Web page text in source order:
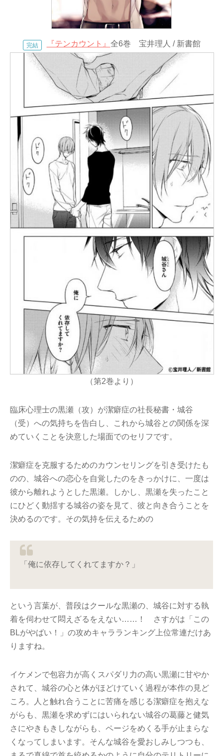
完結 『テンカウント』 全6巻 宝井理人 / 新書館
（第2巻より）
臨床心理士の黒瀬（攻）が潔癖症の社長秘書・城谷
（受）への気持ちを告白し、これから城谷との関係を深
めていくことを決意した場面でのセリフです。
潔癖症を克服するためのカウンセリングを引き受けたも
のの、城谷への恋心を自覚したのをきっかけに、一度は
彼から離れようとした黒瀬。しかし、黒瀬を失ったこと
にひどく動揺する城谷の姿を見て、彼と向き合うことを
決めるのです。その気持を伝えるための
「俺に依存してくれてますか？」
という言葉が、普段はクールな黒瀬の、城谷に対する執
着を伺わせて悶えざるをえない……！ さすがは「この
BLがやばい！」の攻めキャラランキング上位常連だけあ
りますね。
イケメンで包容力が高くスパダリ力の高い黒瀬に甘やか
されて、城谷の心と体がほどけていく過程が本作の見ど
ころ。人と触れ合うことに苦痛を感じる潔癖症を抱えな
がらも、黒瀬を求めずにはいられない城谷の葛藤と健気
さにやきもきしながらも、ページをめくる手が止まらな
くなってしまいます。そんな城谷を愛おしみしつつも、